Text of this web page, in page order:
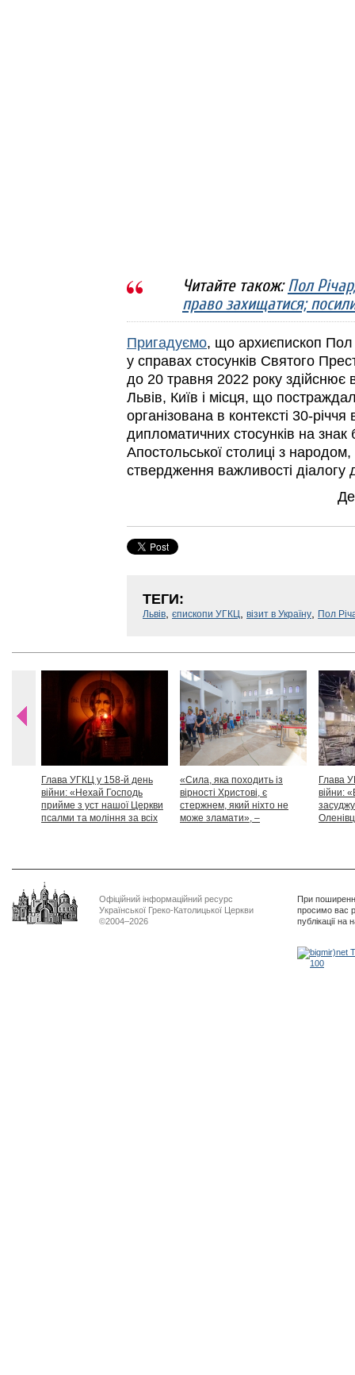
Читайте також:Пол
право захищатися;
Пригадуємо, що архиєпископ Пол
у справах стосунків Святого
до 20 травня 2022 року здійснює
Львів, Київ і місця, що
організована в контексті 30-
дипломатичних стосунків на знак
Апостольської столиці з
ствердження важливості діалогу
ТЕГИ:
Львів єпископи УГКЦ візит в Україну Пол
Глава УГКЦ у 158-й день
війни: «Нехай Господь
прийме з уст нашої Церкви
псалми та моління за всіх
«Сила, яка походить із
вірності Христові, є
стержнем, який ніхто не
може зламати», –
Глава
війни:
Офіційний інформаційний ресурс
Української Греко-Католицької Церкви
©2004–2026
При
просимо вас
публікації на